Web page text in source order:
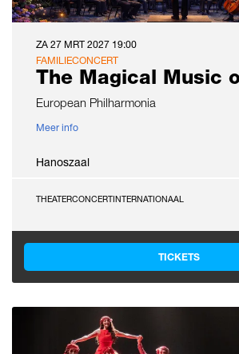
The Magical Music
European Philharmonia
FAMILIECONCERT
ZA 27 MRT 2027 19:00
Meer info
Hanoszaal
THEATERCONCERTINTERNATIONAAL
TICKETS